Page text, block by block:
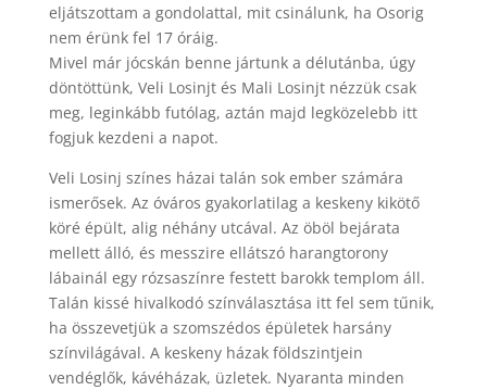
eljátszottam a gondolattal, mit csinálunk, ha Osorig
nem érünk fel 17 óráig.
Mivel már jócskán benne jártunk a délutánba, úgy
döntöttünk, Veli Losinjt és Mali Losinjt nézzük csak
meg, leginkább futólag, aztán majd legközelebb itt
fogjuk kezdeni a napot.
Veli Losinj színes házai talán sok ember számára
ismerősek. Az óváros gyakorlatilag a keskeny kikötő
köré épült, alig néhány utcával. Az öböl bejárata
mellett álló, és messzire ellátszó harangtorony
lábainál egy rózsaszínre festett barokk templom áll.
Talán kissé hivalkodó színválasztása itt fel sem tűnik,
ha összevetjük a szomszédos épületek harsány
színvilágával. A keskeny házak földszintjein
vendéglők, kávéházak, üzletek. Nyaranta minden